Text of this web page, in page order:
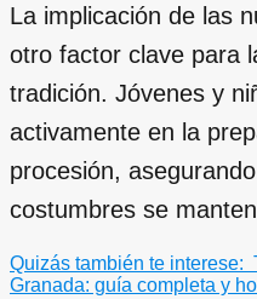
La implicación de las
otro factor clave para
tradición. Jóvenes y
activamente en la
procesión,
costumbres se
Quizás también te interese:
Granada: guía completa y